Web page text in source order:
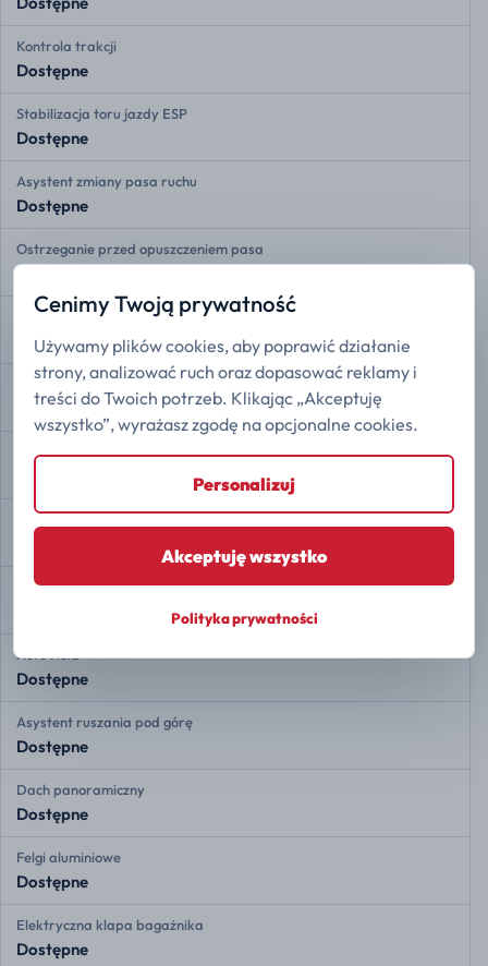
Kontrola trakcji
Dostępne
Stabilizacja toru jazdy ESP
Dostępne
Asystent zmiany pasa ruchu
Dostępne
Ostrzeganie przed opuszczeniem pasa
Dostępne
Adaptacyjny tempomat
Dostępne
Przednie czujniki radarowe
Dostępne
Tylne czujniki radarowe
Kamera 360
Automatyczne parkowanie
Auto Hold
Dostępne
Asystent ruszania pod górę
Dostępne
Dach panoramiczny
Dostępne
Felgi aluminiowe
Dostępne
Elektryczna klapa bagażnika
Dostępne
Cenimy Twoją prywatność
Używamy plików cookies, aby poprawić działanie
strony, analizować ruch oraz dopasować reklamy i
treści do Twoich potrzeb. Klikając „Akceptuję
wszystko”, wyrażasz zgodę na opcjonalne cookies.
Personalizuj
Akceptuję wszystko
Polityka prywatności